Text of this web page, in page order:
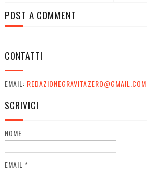
POST A COMMENT
CONTATTI
EMAIL: REDAZIONEGRAVITAZERO@GMAIL.COM
SCRIVICI
NOME
EMAIL *